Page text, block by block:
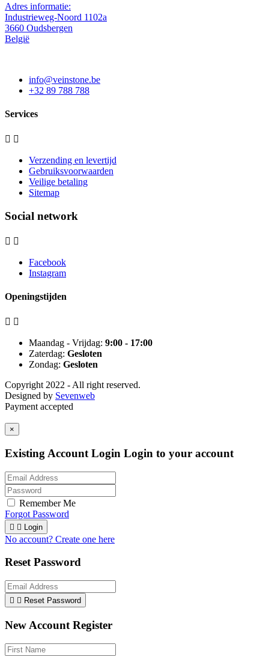
Adres informatie:
Industrieweg-Noord 1102a
3660 Oudsbergen
België
info@veinstone.be
+32 89 788 788
Services
 
Verzending en levertijd
Gebruiksvoorwaarden
Veilige betaling
Sitemap
Social network
 
Facebook
Instagram
Openingstijden
 
Maandag - Vrijdag: 9:00 - 17:00
Zaterdag: Gesloten
Zondag: Gesloten
Copyright 2022 - All right reserved.
Designed by Sevenweb
Payment accepted
×
Existing Account Login Login to your account
Remember Me
Forgot Password
  Login
No account? Create one here
Reset Password
  Reset Password
New Account Register